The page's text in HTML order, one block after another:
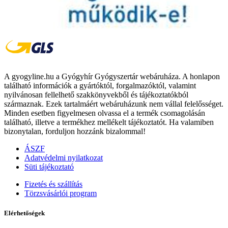
A gyogyline.hu a Gyógyhír Gyógyszertár webáruháza. A honlapon
található információk a gyártóktól, forgalmazóktól, valamint
nyilvánosan fellelhető szakkönyvekből és tájékoztatókból
származnak. Ezek tartalmáért webáruházunk nem vállal felelősséget.
Minden esetben figyelmesen olvassa el a termék csomagolásán
található, illetve a termékhez mellékelt tájékoztatót. Ha valamiben
bizonytalan, forduljon hozzánk bizalommal!
ÁSZF
Adatvédelmi nyilatkozat
Süti tájékoztató
Fizetés és szállítás
Törzsvásárlói program
Elérhetőségek